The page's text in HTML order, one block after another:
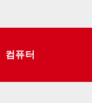
컴퓨터